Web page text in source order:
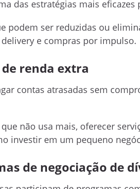
das estratégias mais
podem ser reduzidas ou
e compras por impulso.
renda extra
contas atrasadas sem
não usa mais, oferecer
investir em um pequeno
de negociação de